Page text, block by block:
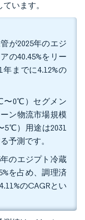
います。
が2025年のエジ
の40.45%をリー
までに4.12%の
〜0℃）セグメン
ン物流市場規模
5℃）用途は2031
予測です。
のエジプト冷蔵
を占め、調理済
のCAGRとい